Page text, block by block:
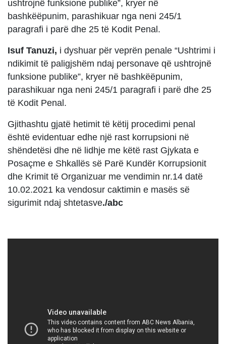
ushtrojnë funksione publike”, kryer në
bashkëëpunim, parashikuar nga neni 245/1
paragrafi i parë dhe 25 të Kodit Penal.
Isuf Tanuzi, i dyshuar për veprën penale “Ushtrimi i
ndikimit të paligjshëm ndaj personave që ushtrojnë
funksione publike”, kryer në bashkëëpunim,
parashikuar nga neni 245/1 paragrafi i parë dhe 25
të Kodit Penal.
Gjithashtu gjatë hetimit të këtij procedimi penal
është evidentuar edhe një rast korrupsioni në
shëndetësi dhe në lidhje me këtë rast Gjykata e
Posaçme e Shkallës së Parë Kundër Korrupsionit
dhe Krimit të Organizuar me vendimin nr.14 datë
10.02.2021 ka vendosur caktimin e masës së
sigurimit ndaj shtetasve./abc